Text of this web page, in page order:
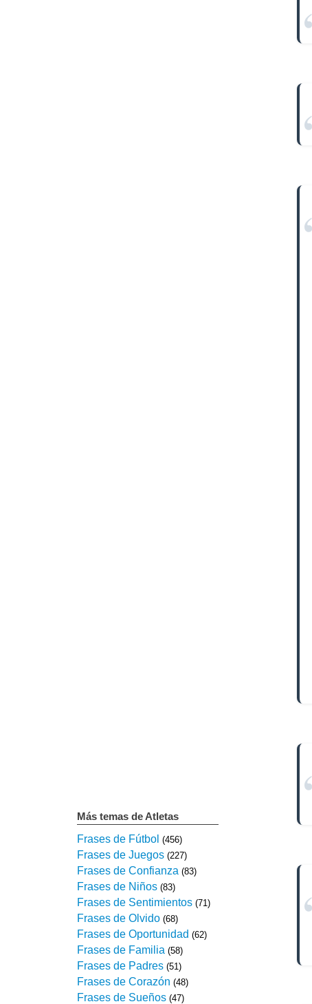
Más temas de Atletas
Frases de Fútbol (456)
Frases de Juegos (227)
Frases de Confianza (83)
Frases de Niños (83)
Frases de Sentimientos (71)
Frases de Olvido (68)
Frases de Oportunidad (62)
Frases de Familia (58)
Frases de Padres (51)
Frases de Corazón (48)
Frases de Sueños (47)